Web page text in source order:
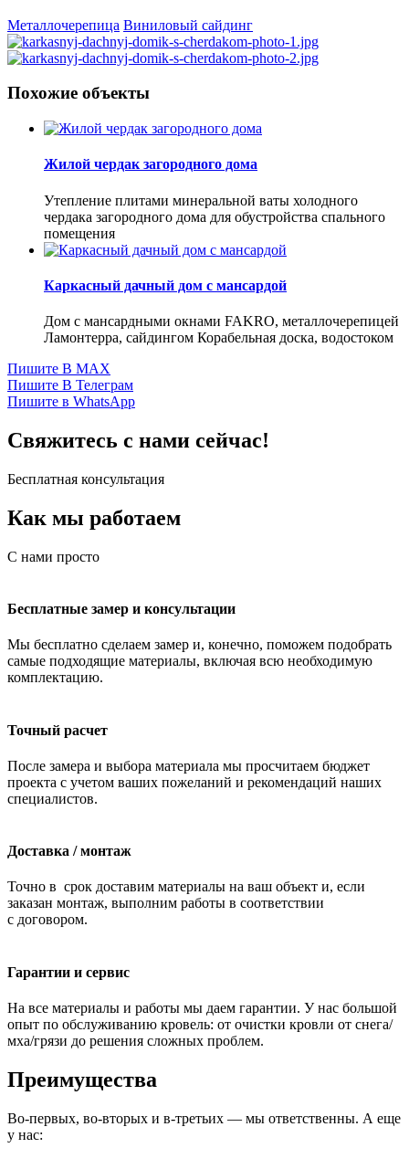
Металлочерепица Виниловый сайдинг
Похожие объекты
Жилой чердак загородного дома
Утепление плитами минеральной ваты холодного
чердака загородного дома для обустройства спального
помещения
Каркасный дачный дом с мансардой
Дом с мансардными окнами FAKRO, металлочерепицей
Ламонтерра, сайдингом Корабельная доска, водостоком
Пишите В MAX
Пишите В Телеграм
Пишите в WhatsApp
Свяжитесь с нами сейчас!
Бесплатная консультация
Как мы работаем
С нами просто
Бесплатные замер и консультации
Мы бесплатно сделаем замер и, конечно, поможем подобрать
самые подходящие материалы, включая всю необходимую
комплектацию.
Точный расчет
После замера и выбора материала мы просчитаем бюджет
проекта с учетом ваших пожеланий и рекомендаций наших
специалистов.
Доставка / монтаж
Точно в срок доставим материалы на ваш объект и, если
заказан монтаж, выполним работы в соответствии
с договором.
Гарантии и сервис
На все материалы и работы мы даем гарантии. У нас большой
опыт по обслуживанию кровель: от очистки кровли от снега/
мха/грязи до решения сложных проблем.
Преимущества
Во-первых, во-вторых и в-третьих — мы ответственны. А еще
у нас: